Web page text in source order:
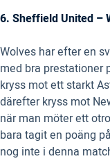
6. Sheffield United –
Wolves har efter en
med bra prestationer
kryss mot ett starkt
därefter kryss mot
när man möter ett
bara tagit en poäng
nog inte i denna